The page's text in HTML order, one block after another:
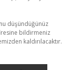
düşündüğünüz
bildirmeniz
kaldırılacaktır.